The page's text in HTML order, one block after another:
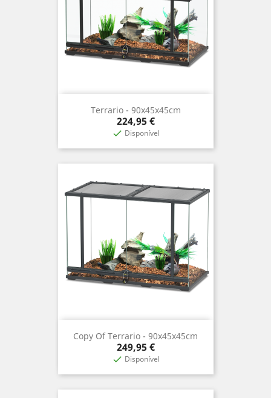
Terrario - 90x45x45cm
Precio
224,95 €
 Disponível
Copy Of Terrario - 90x45x45cm
Precio
249,95 €
 Disponível